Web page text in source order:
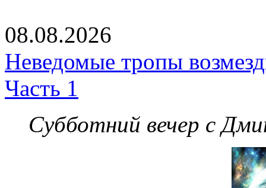
08.08.2026
Неведомые тропы
Часть 1
Субботний вечер с